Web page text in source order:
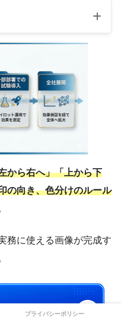
から右へ」「上から下
の向き、色分けのルール
務に使える画像が完成す
プライバシーポリシー